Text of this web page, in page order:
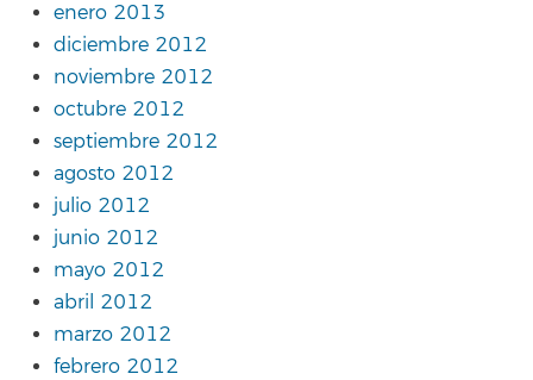
enero 2013
diciembre 2012
noviembre 2012
octubre 2012
septiembre 2012
agosto 2012
julio 2012
junio 2012
mayo 2012
abril 2012
marzo 2012
febrero 2012